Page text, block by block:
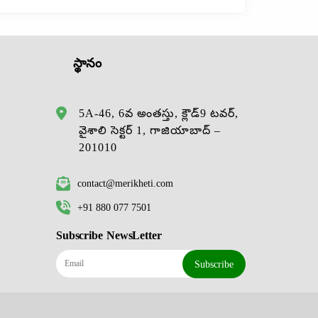
స్థానం
5A-46, 6వ అంతస్తు, క్లౌడ్9 టవర్,
వైశాలి సెక్టర్ 1, గాజియాబాద్ –
201010
contact@merikheti.com
+91 880 077 7501
Subscribe NewsLetter
Subscribe